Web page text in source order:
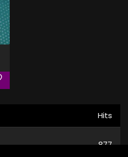
Hits
877